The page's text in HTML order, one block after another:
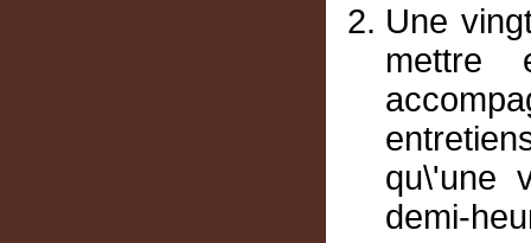
Une
mettre
qu\'une
demi-